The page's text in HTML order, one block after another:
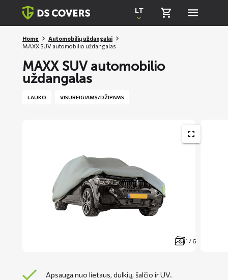
Skiplinks
LT
Home
Automobilių uždangalai
MAXX SUV automobilio uždangalas
MAXX SUV automobilio
uždangalas
LAUKO VISUREIGIAMS/DŽIPAMS
1 / 6
Apsauga nuo lietaus, dulkių, šalčio ir UV.